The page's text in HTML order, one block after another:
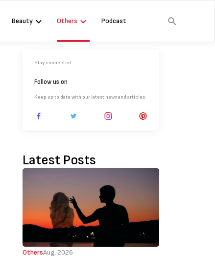
Beauty Others Podcast
Stay connected
Follow us on
Keep up to date with our latest news and articles.
Latest Posts
OthersAug, 2026